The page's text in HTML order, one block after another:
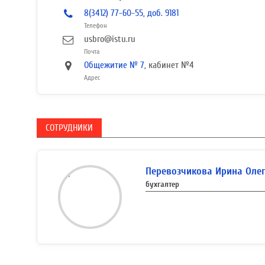
8(3412) 77-60-55, доб. 9181
Телефон
usbro@istu.ru
Почта
Общежитие № 7, кабинет №4
Адрес
СОТРУДНИКИ
Перевозчикова Ирина
бухгалтер